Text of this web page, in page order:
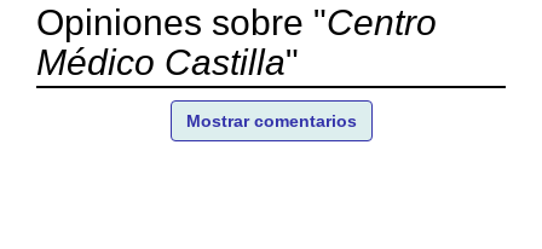
Opiniones sobre "Centro
Médico Castilla"
Mostrar comentarios